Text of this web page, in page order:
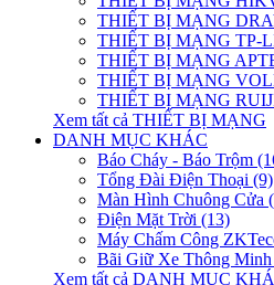
THIẾT BỊ MẠNG
THIẾT BỊ MẠNG TP-
THIẾT BỊ MẠNG
THIẾT BỊ MẠNG
THIẾT BỊ MẠNG
Xem tất cả THIẾT BỊ MẠNG
DANH MỤC KHÁC
Báo Cháy - Báo Trộm
Tổng Đài Điện Thoại (9)
Màn Hình Chuông Cửa
Điện Mặt Trời (13)
Máy Chấm Công
Bãi Giữ Xe Thông
Xem tất cả DANH MỤC